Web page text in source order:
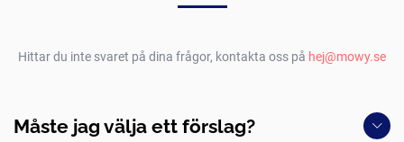
Hittar du inte svaret på dina frågor, kontakta oss på hej@mowy.se
Måste jag välja ett förslag?